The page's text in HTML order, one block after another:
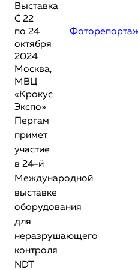
Выставка
С 22
по 24
октября
2024
Москва,
МВЦ
«Крокус
Экспо»
Пергам
примет
участие
в 24-й
Международной
выставке
оборудования
для
неразрушающего
контроля
NDT